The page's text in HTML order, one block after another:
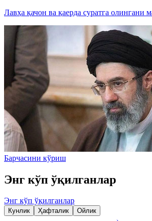
Лавҳа қачон ва қаерда суратга олингани
Барчасини кўриш
Энг кўп ўқилганлар
Энг кўп ўқилганлар
Кунлик Ҳафталик Ойлик